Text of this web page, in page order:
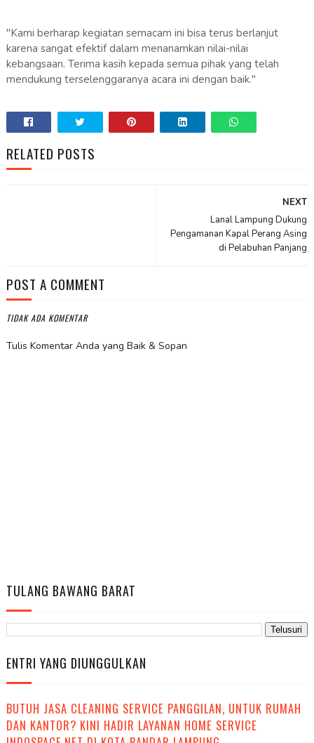
"Kami berharap kegiatan semacam ini bisa terus berlanjut
karena sangat efektif dalam menanamkan nilai-nilai
kebangsaan. Terima kasih kepada semua pihak yang telah
mendukung terselenggaranya acara ini dengan baik."
RELATED POSTS
NEXT
Lanal Lampung Dukung
Pengamanan Kapal Perang Asing
di Pelabuhan Panjang
POST A COMMENT
TIDAK ADA KOMENTAR
Tulis Komentar Anda yang Baik & Sopan
TULANG BAWANG BARAT
ENTRI YANG DIUNGGULKAN
BUTUH JASA CLEANING SERVICE PANGGILAN, UNTUK RUMAH
DAN KANTOR? KINI HADIR LAYANAN HOME SERVICE